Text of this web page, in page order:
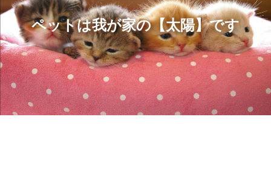
ペットは我が家の【太陽】です